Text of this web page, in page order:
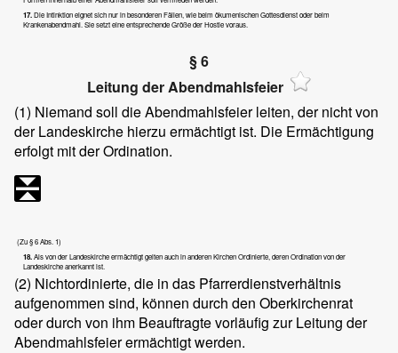
17.Die Intinktion eignet sich nur in besonderen Fällen, wie beim ökumenischen Gottesdienst oder beim
Krankenabendmahl. Sie setzt eine entsprechende Größe der Hostie voraus.
§ 6
Leitung der Abendmahlsfeier
(1) Niemand soll die Abendmahlsfeier leiten, der nicht von
der Landeskirche hierzu ermächtigt ist. Die Ermächtigung
erfolgt mit der Ordination.
(Zu § 6 Abs. 1)
18.Als von der Landeskirche ermächtigt gelten auch in anderen Kirchen Ordinierte, deren Ordination von der
Landeskirche anerkannt ist.
(2) Nichtordinierte, die in das Pfarrerdienstverhältnis
aufgenommen sind, können durch den Oberkirchenrat
oder durch von ihm Beauftragte vorläufig zur Leitung der
Abendmahlsfeier ermächtigt werden.